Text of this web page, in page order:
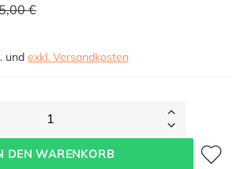
€
und exkl. Versandkosten
1
DEN WARENKORB
Zum